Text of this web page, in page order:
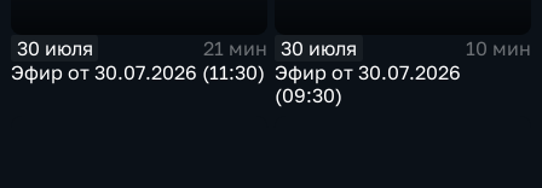
30 июля
21 мин
Эфир от 30.07.2026 (11:30)
30 июля
10 мин
Эфир от 30.07.2026
(09:30)